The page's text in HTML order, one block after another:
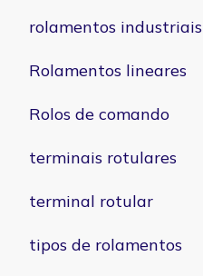
rolamentos industriais
Rolamentos lineares
Rolos de comando
terminais rotulares
terminal rotular
tipos de rolamentos